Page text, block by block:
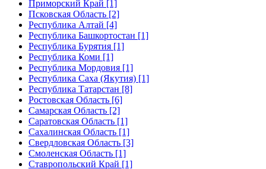
Приморский Край [1]
Псковская Область [2]
Республика Алтай [4]
Республика Башкортостан [1]
Республика Бурятия [1]
Республика Коми [1]
Республика Мордовия [1]
Республика Саха (Якутия) [1]
Республика Татарстан [8]
Ростовская Область [6]
Самарская Область [2]
Саратовская Область [1]
Сахалинская Область [1]
Свердловская Область [3]
Смоленская Область [1]
Ставропольский Край [1]